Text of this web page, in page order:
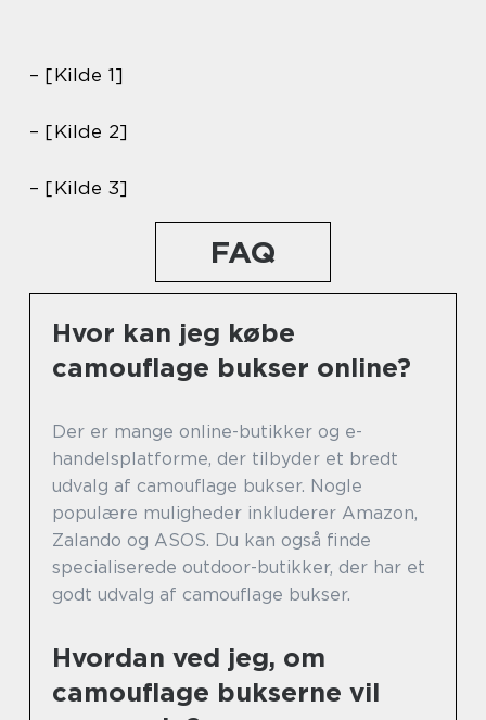
– [Kilde 1]
– [Kilde 2]
– [Kilde 3]
FAQ
Hvor kan jeg købe
camouflage bukser online?
Der er mange online-butikker og e-
handelsplatforme, der tilbyder et bredt
udvalg af camouflage bukser. Nogle
populære muligheder inkluderer Amazon,
Zalando og ASOS. Du kan også finde
specialiserede outdoor-butikker, der har et
godt udvalg af camouflage bukser.
Hvordan ved jeg, om
camouflage bukserne vil